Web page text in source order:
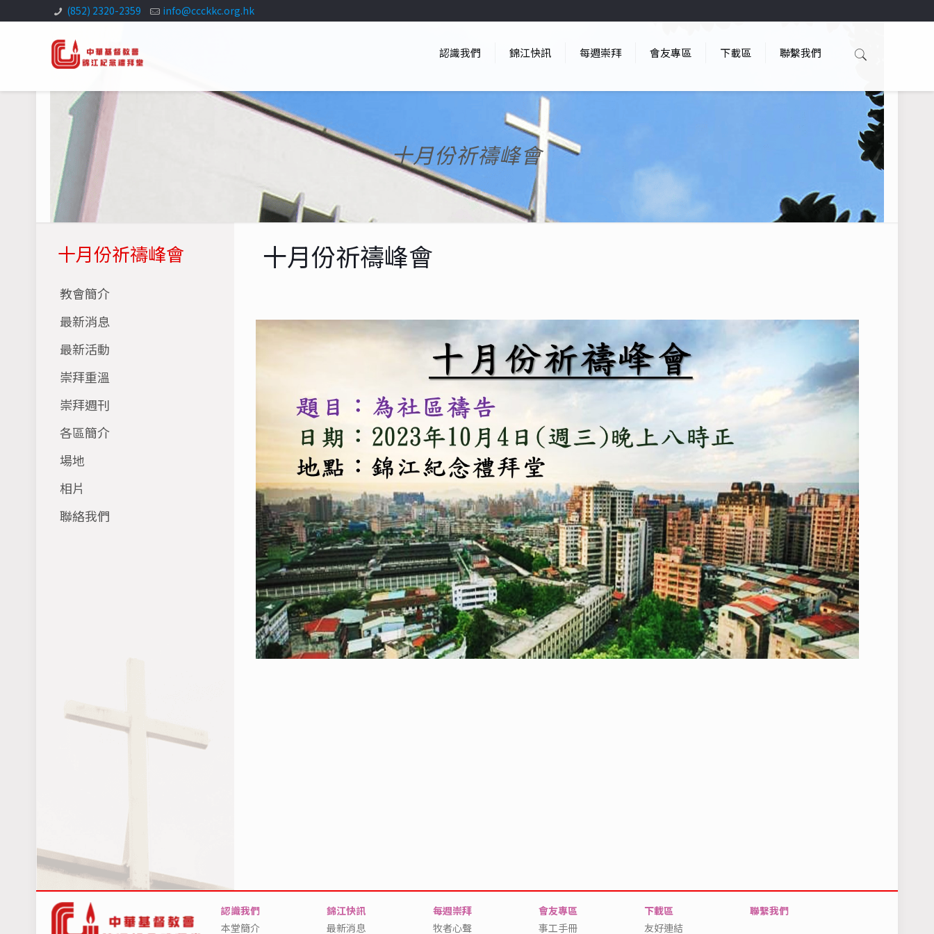
(852) 2320-2359 info@ccckkc.org.hk
認識我們 錦江快訊 每週崇拜 會友專區 下載區 聯繫我們
十月份祈禱峰會
十月份祈禱峰會
教會簡介
最新消息
最新活動
崇拜重溫
崇拜週刊
各區簡介
場地
相片
聯絡我們
十月份祈禱峰會
認識我們
本堂簡介
錦江快訊
最新消息
每週崇拜
牧者心聲
會友專區
事工手冊
下載區
友好連結
聯繫我們